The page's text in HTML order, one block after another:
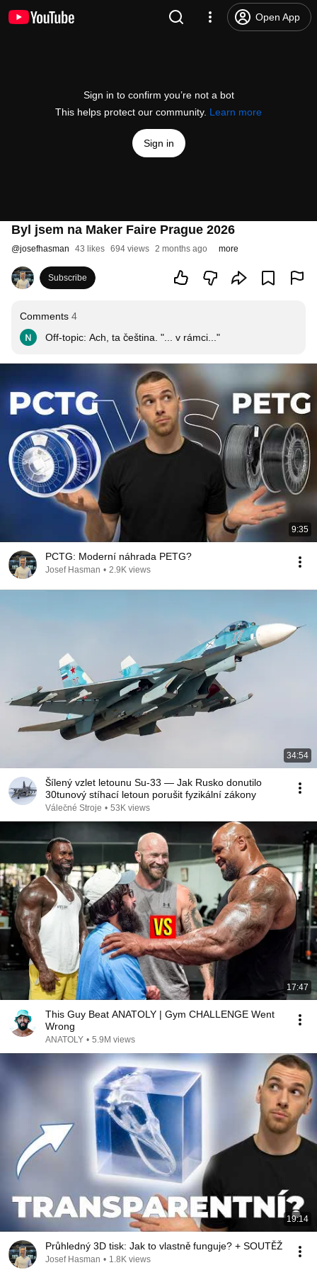
Open App
Sign in to confirm you’re not a bot
This helps protect our community. Learn more
Sign in
Byl jsem na Maker Faire Prague 2026
@josefhasman 43 likes 694 views 2 months ago more
Subscribe
Comments 4
Off-topic: Ach, ta čeština. "... v rámci..."
9:35
PCTG: Moderní náhrada PETG?
Josef Hasman • 2.9K views
34:54
Šílený vzlet letounu Su-33 — Jak Rusko donutilo
30tunový stíhací letoun porušit fyzikální zákony
Válečné Stroje • 53K views
17:47
This Guy Beat ANATOLY | Gym CHALLENGE Went
Wrong
ANATOLY • 5.9M views
19:14
Průhledný 3D tisk: Jak to vlastně funguje? + SOUTĚŽ
Josef Hasman • 1.8K views